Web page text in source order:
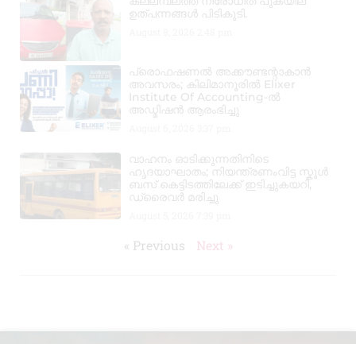
ഉത്പന്നങ്ങൾ പിടികൂടി.
പ്രൊഫഷണൽ അക്കൗണ്ടന്റാകാൻ
അവസരം; കിലിമാനൂരിൽ Elixer
Institute Of Accounting-ൽ
അഡ്മിഷൻ ആരംഭിച്ചു
വാഹനം ഓടിക്കുന്നതിനിടെ
ഹൃദയാഘാതം; നിയന്ത്രണംവിട്ട സ്കൂൾ
ബസ് കെട്ടിടത്തിലേക്ക് ഇടിച്ചുകയറി,
ഡ്രൈവർ മരിച്ചു
« Previous Next »